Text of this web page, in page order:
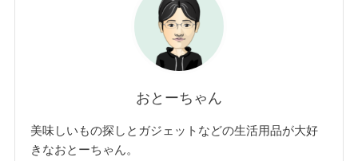
おとーちゃん
美味しいもの探しとガジェットなどの生活用品が大好
きなおとーちゃん。